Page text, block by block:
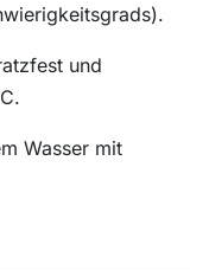
und
Wasser mit